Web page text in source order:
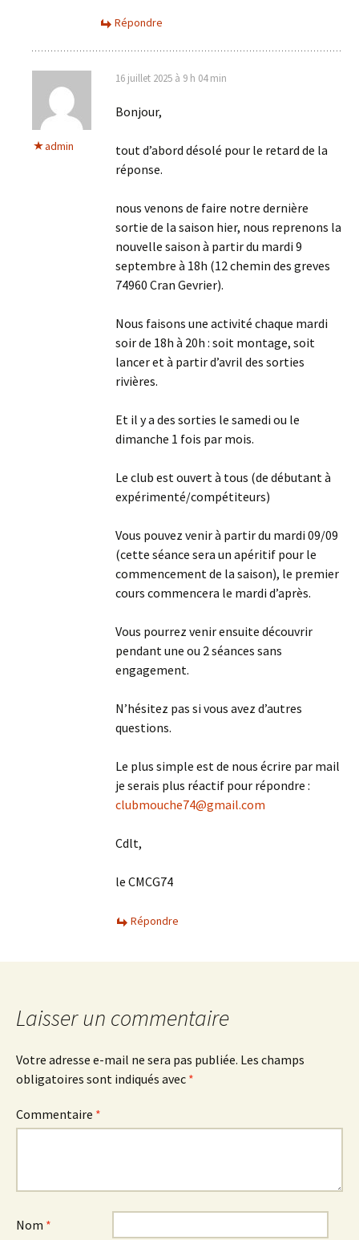
Répondre
admin
16 juillet 2025 à 9 h 04 min
Bonjour,
tout d’abord désolé pour le retard de la
réponse.
nous venons de faire notre dernière
sortie de la saison hier, nous reprenons la
nouvelle saison à partir du mardi 9
septembre à 18h (12 chemin des greves
74960 Cran Gevrier).
Nous faisons une activité chaque mardi
soir de 18h à 20h : soit montage, soit
lancer et à partir d’avril des sorties
rivières.
Et il y a des sorties le samedi ou le
dimanche 1 fois par mois.
Le club est ouvert à tous (de débutant à
expérimenté/compétiteurs)
Vous pouvez venir à partir du mardi 09/09
(cette séance sera un apéritif pour le
commencement de la saison), le premier
cours commencera le mardi d’après.
Vous pourrez venir ensuite découvrir
pendant une ou 2 séances sans
engagement.
N’hésitez pas si vous avez d’autres
questions.
Le plus simple est de nous écrire par mail
je serais plus réactif pour répondre :
clubmouche74@gmail.com
Cdlt,
le CMCG74
Répondre
Laisser un commentaire
Votre adresse e-mail ne sera pas publiée. Les champs
obligatoires sont indiqués avec *
Commentaire *
Nom *